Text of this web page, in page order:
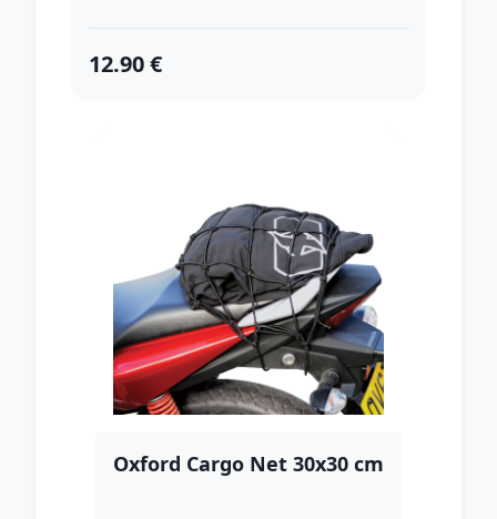
12.90 €
Oxford Cargo Net 30x30 cm